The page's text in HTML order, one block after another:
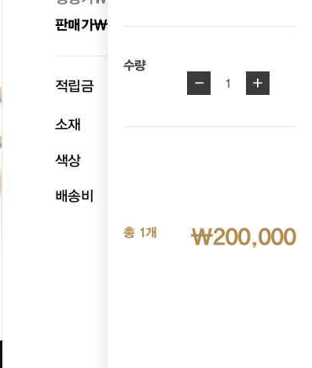
수량
- 1 +
총 1개 ₩200,000
판매가₩ 200,000 20%
적립금 10,000
소재 천연소가죽
색상
배송비